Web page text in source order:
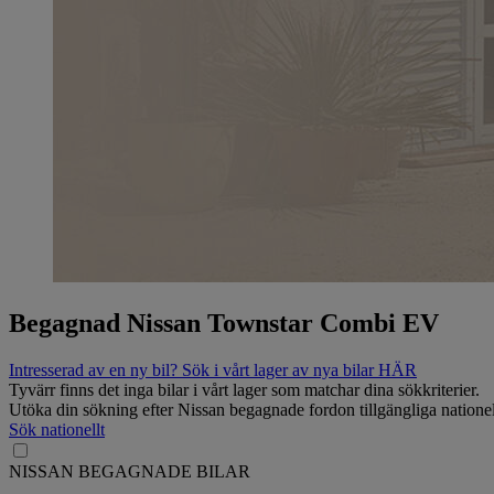
Begagnad Nissan Townstar Combi EV
Intresserad av en ny bil? Sök i vårt lager av nya bilar HÄR
Tyvärr finns det inga bilar i vårt lager som matchar dina sökkriterier.
Utöka din sökning efter Nissan begagnade fordon tillgängliga
Sök nationellt
NISSAN BEGAGNADE BILAR